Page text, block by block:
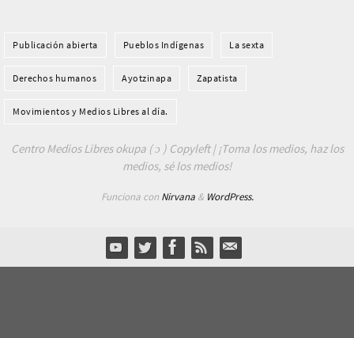
Publicación abierta Pueblos Indí­genas La sexta
Derechos humanos Ayotzinapa Zapatista
Movimientos y Medios Libres al día.
Centro Medios Libres okupa ( ɔ ) Copyleft | ¡Toma los medios, haz los
medios, sé los medios!
Funciona con Nirvana& WordPress.